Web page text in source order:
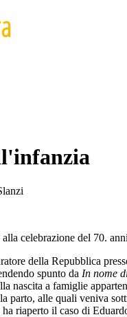
alla celebrazione del 70.
della Repubblica
spunto da In nome
nascita a famiglie
parto, alle quali veniva
riaperto il caso di